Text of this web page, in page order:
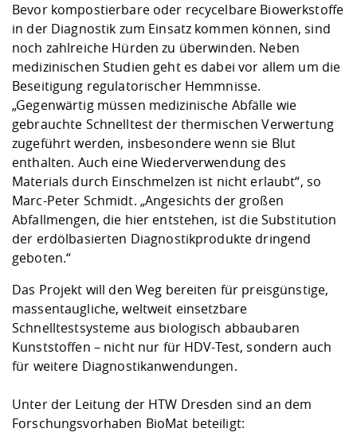
Bevor kompostierbare oder recycelbare Biowerkstoffe
in der Diagnostik zum Einsatz kommen können, sind
noch zahlreiche Hürden zu überwinden. Neben
medizinischen Studien geht es dabei vor allem um die
Beseitigung regulatorischer Hemmnisse.
„Gegenwärtig müssen medizinische Abfälle wie
gebrauchte Schnelltest der thermischen Verwertung
zugeführt werden, insbesondere wenn sie Blut
enthalten. Auch eine Wiederverwendung des
Materials durch Einschmelzen ist nicht erlaubt“, so
Marc-Peter Schmidt. „Angesichts der großen
Abfallmengen, die hier entstehen, ist die Substitution
der erdölbasierten Diagnostikprodukte dringend
geboten.“
Das Projekt will den Weg bereiten für preisgünstige,
massentaugliche, weltweit einsetzbare
Schnelltestsysteme aus biologisch abbaubaren
Kunststoffen – nicht nur für HDV-Test, sondern auch
für weitere Diagnostikanwendungen.
Unter der Leitung der HTW Dresden sind an dem
Forschungsvorhaben BioMat beteiligt: